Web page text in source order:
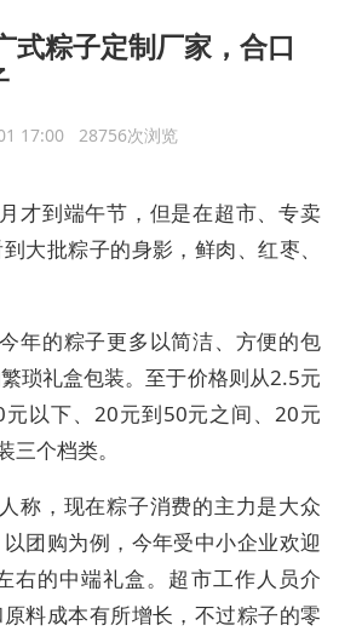
式粽子定制厂家，合口
17:00 28756次浏览
才到端午节，但是在超市、专卖
大批粽子的身影，鲜肉、红枣、
年的粽子更多以简洁、方便的包
琐礼盒包装。至于价格则从2.5元
以下、20元到50元之间、20元
个档类。
称，现在粽子消费的主力是大众
团购为例，今年受中小企业欢迎
右的中端礼盒。超市工作人员介
料成本有所增长，不过粽子的零